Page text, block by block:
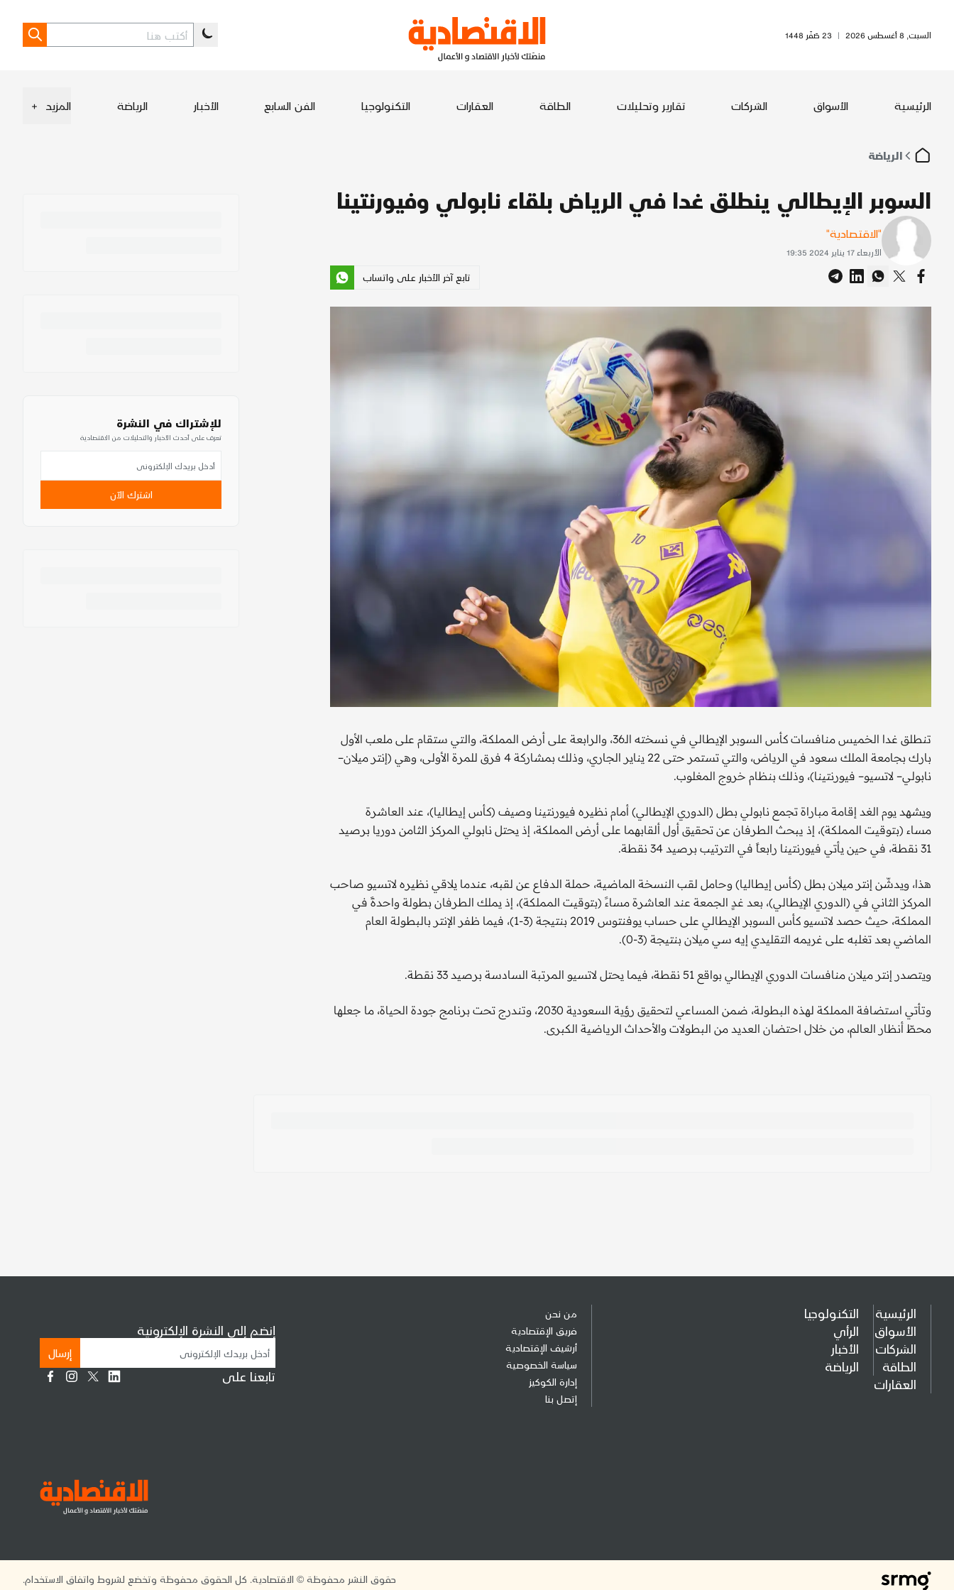
السبت, 8 أغسطس 2026 | 23 صَفَر 1448
الرئيسية الأسواق الشركات تقارير وتحليلات الطاقة العقارات التكنولوجيا الفن السابع الأخبار الرياضة المزيد +
الرياضة
السوبر الإيطالي ينطلق غدا في الرياض بلقاء نابولي وفيورنتينا
"الاقتصادية"
الأربعاء 17 يناير 2024 19:35
تابع آخر الأخبار على واتساب
تنطلق غدا الخميس منافسات كأس السوبر الإيطالي في نسخته الـ36، والرابعة على أرض المملكة، والتي ستقام على ملعب الأول
بارك بجامعة الملك سعود في الرياض، والتي تستمر حتى 22 يناير الجاري، وذلك بمشاركة 4 فرق للمرة الأولى، وهي (إنتر ميلان–
نابولي– لاتسيو– فيورنتينا)، وذلك بنظام خروج المغلوب.
ويشهد يوم الغد إقامة مباراة تجمع نابولي بطل (الدوري الإيطالي) أمام نظيره فيورنتينا وصيف (كأس إيطاليا)، عند العاشرة
مساء (بتوقيت المملكة)، إذ يبحث الطرفان عن تحقيق أول ألقابهما على أرض المملكة، إذ يحتل نابولي المركز الثامن دوريا برصيد
31 نقطة، في حين يأتي فيورنتينا رابعاً في الترتيب برصيد 34 نقطة.
هذا، ويدشّن إنتر ميلان بطل (كأس إيطاليا) وحامل لقب النسخة الماضية، حملة الدفاع عن لقبه، عندما يلاقي نظيره لاتسيو صاحب
المركز الثاني في (الدوري الإيطالي)، بعد غدٍ الجمعة عند العاشرة مساءً (بتوقيت المملكة)، إذ يملك الطرفان بطولة واحدةً في
المملكة، حيث حصد لاتسيو كأس السوبر الإيطالي على حساب يوفنتوس 2019 بنتيجة (3-1)، فيما ظفر الإنتر بالبطولة العام
الماضي بعد تغلبه على غريمه التقليدي إيه سي ميلان بنتيجة (3-0).
ويتصدر إنتر ميلان منافسات الدوري الإيطالي بواقع 51 نقطة، فيما يحتل لاتسيو المرتبة السادسة برصيد 33 نقطة.
وتأتي استضافة المملكة لهذه البطولة، ضمن المساعي لتحقيق رؤية السعودية 2030، وتندرج تحت برنامج جودة الحياة، ما جعلها
محطّ أنظار العالم، من خلال احتضان العديد من البطولات والأحداث الرياضية الكبرى.
للإشتراك في النشرة
تعرف على أحدث الأخبار والتحليلات من الاقتصادية
اشترك الآن
الرئيسية
الأسواق
الشركات
الطاقة
العقارات
التكنولوجيا
الرأي
الأخبار
الرياضة
من نحن
فريق الإقتصادية
أرشيف الإقتصادية
سياسة الخصوصية
إدارة الكوكيز
إتصل بنا
إنضم إلى النشرة الإلكترونية
إرسال
تابعنا على
حقوق النشر محفوظة © الاقتصادية. كل الحقوق محفوظة وتخضع لشروط واتفاق الاستخدام.